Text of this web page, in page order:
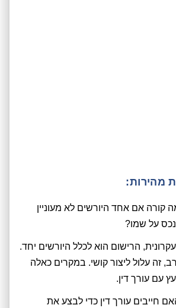
מהירות:
קורה אם אחד היורשים לא מעוניין
על שמו?
עקרונית, הרישום הוא לכלל היורשים יחד.
זה עלול ליצור קושי. במקרים כאלה
עם עורך דין.
חייבים עורך דין כדי לבצע את